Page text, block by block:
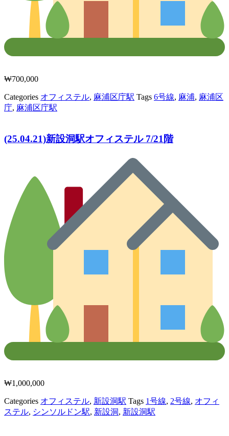
₩700,000
Categories オフィステル, 麻浦区庁駅 Tags 6号線, 麻浦, 麻浦区
庁, 麻浦区庁駅
(25.04.21)新設洞駅オフィステル 7/21階
₩1,000,000
Categories オフィステル, 新設洞駅 Tags 1号線, 2号線, オフィ
ステル, シンソルドン駅, 新設洞, 新設洞駅